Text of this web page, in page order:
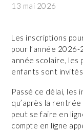
13 mai 2026
Les inscriptions
pour l’année
année scolaire, les
enfants sont
Passé ce délai,
qu’après la
peut se faire en
compte en ligne